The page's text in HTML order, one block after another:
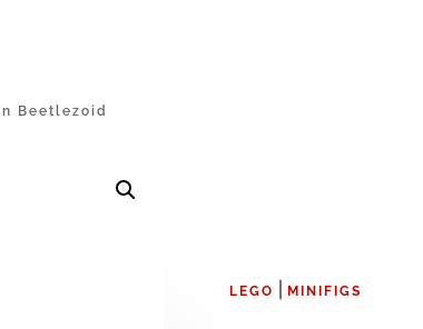
Beetlezoid
LEGO MINIFIGS